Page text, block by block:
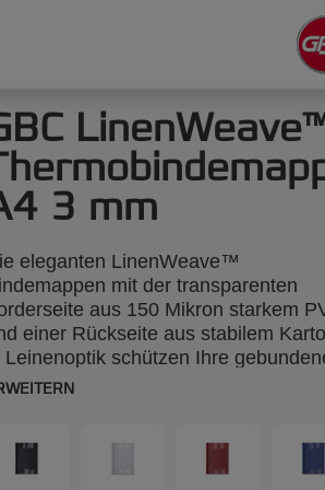
3 mm
eleganten LinenWeave™
mit der transparenten
aus 150 Mikron starkem
einer Rückseite aus stabilem
Leinenoptik schützen Ihre
und sind hervorragend für
3 mm, 100 Stück